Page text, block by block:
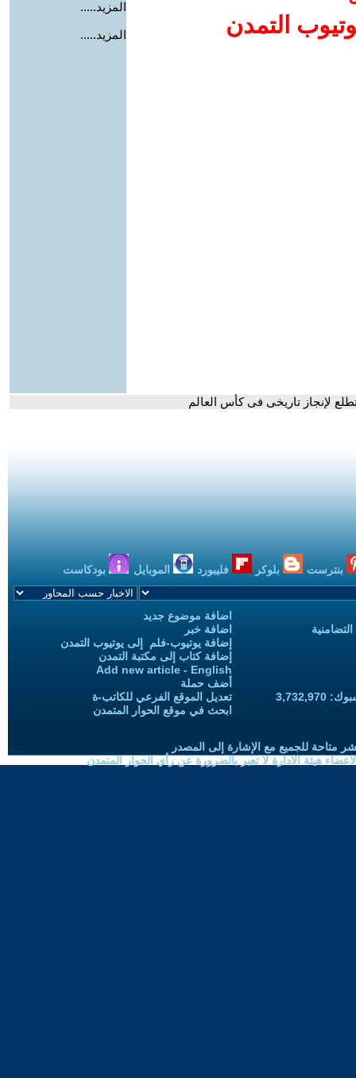
التمدن
المزيد.....
المزيد.....
لإنجاز تاريخى فى كأس العالم
بنترست بلوكر فليبورد الموبايل بودكاست
اضافة موضوع جديد
اضافة خبر
إضافة يوتيوب-فلم إلى يوتيوب التمدن
إضافة كتاب إلى مكتبة التمدن
Add new article - English
أضف حملة
تعديل الموقع الفرعي للكاتب-ة
ابحث في موقع الحوار المتمدن
متاحة للجميع مع الإشارة إلى المصدر
هيئة الادارة لا تعبر بالضرورة عن رأي الحوار المتمدن